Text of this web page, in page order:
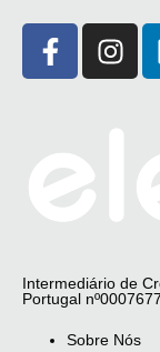
Intermediário de
Portugal nº0007677
Sobre Nós